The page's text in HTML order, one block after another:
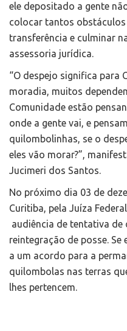
ele depositado a gente
colocar tantos
transferência e culminar
assessoria jurídica.
“O despejo significa para
moradia, muitos
Comunidade estão
onde a gente vai, e
quilombolinhas, se o
eles vão morar?”,
Jucimeri dos Santos.
No próximo dia 03 de
Curitiba, pela Juíza
audiência de tentativa de
reintegração de posse. Se
a um acordo para a
quilombolas nas terras
lhes pertencem.